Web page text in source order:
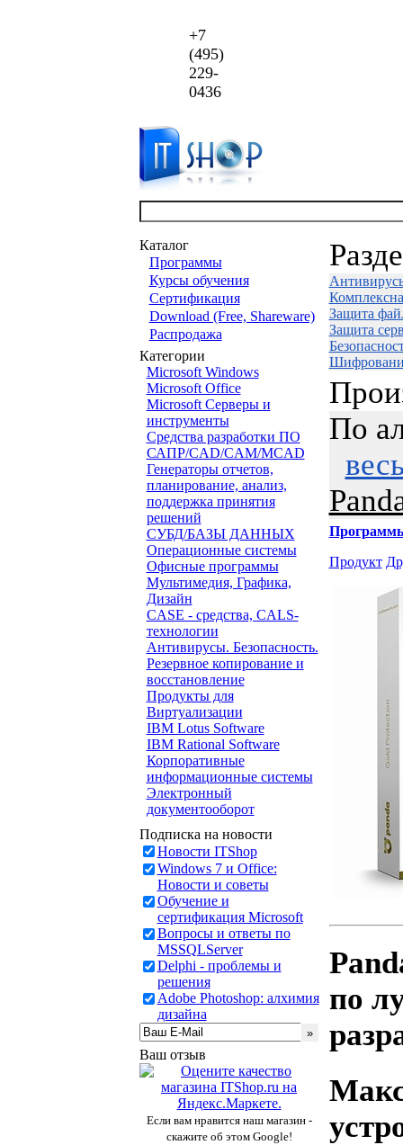
+7
(495)
229-
0436
Каталог
Программы
Курсы обучения
Сертификация
Download (Free, Shareware)
Распродажа
Категории
Microsoft Windows
Microsoft Office
Microsoft Серверы и
инструменты
Средства разработки ПО
САПР/CAD/CAM/MCAD
Генераторы отчетов,
планирование, анализ,
поддержка принятия
решений
СУБД/БАЗЫ ДАННЫХ
Операционные системы
Офисные программы
Мультимедия, Графика,
Дизайн
CASE - средства, CALS-
технологии
Антивирусы. Безопасность.
Резервное копирование и
восстановление
Продукты для
Виртуализации
IBM Lotus Software
IBM Rational Software
Корпоративные
информационные системы
Электронный
документооборот
Подписка на новости
Новости ITShop
Windows 7 и Office:
Новости и советы
Обучение и
сертификация Microsoft
Вопросы и ответы по
MSSQLServer
Delphi - проблемы и
решения
Adobe Photoshop: алхимия
дизайна
Ваш отзыв
Если вам нравится наш магазин -
скажите об этом Google!
Защита
Защита
По
Продукт
по